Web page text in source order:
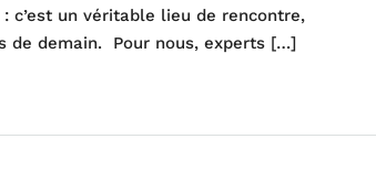
c’est un véritable lieu de rencontre,
de demain. Pour nous, experts […]